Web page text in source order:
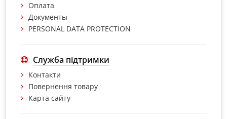
Оплата
Документы
PERSONAL DATA PROTECTION
Служба підтримки
Контакти
Повернення товару
Карта сайту